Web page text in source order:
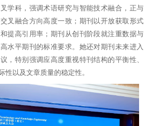
学科，强调术语研究与智能技术融合，正与
叉融合方向高度一致；期刊以开放获取形式
提高引用率；期刊从创刊阶段就注重数据与
水平期刊的标准要求。她还对期刊未来进入
，特别强调应高度重视特刊结构的平衡性、
性以及文章质量的稳定性。